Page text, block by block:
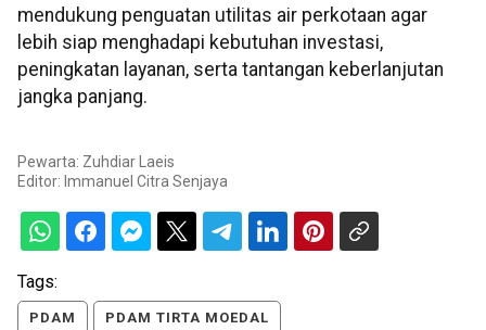
mendukung penguatan utilitas air perkotaan agar
lebih siap menghadapi kebutuhan investasi,
peningkatan layanan, serta tantangan keberlanjutan
jangka panjang.
Pewarta: Zuhdiar Laeis
Editor: Immanuel Citra Senjaya
Tags:
PDAM PDAM TIRTA MOEDAL